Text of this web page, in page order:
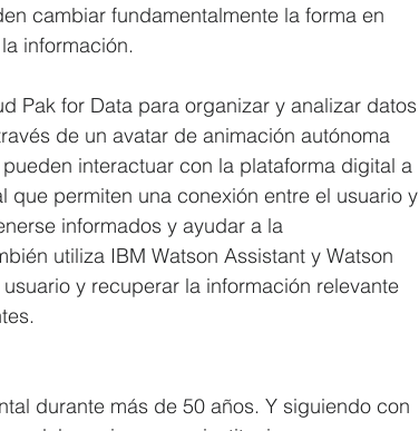
cambiar fundamentalmente la forma en
información.
Pak for Data para organizar y analizar datos
de un avatar de animación autónoma
interactuar con la plataforma digital a
permiten una conexión entre el usuario y
informados y ayudar a la
utiliza IBM Watson Assistant y Watson
y recuperar la información relevante
durante más de 50 años. Y siguiendo con